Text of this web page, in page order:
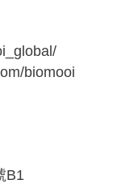
biomooi
B1